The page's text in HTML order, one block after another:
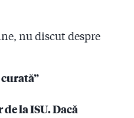
să nu merg la medicină dacă
atunci că sunt prostii.
Colectiv și până azi, va dura
și Ilfov!
nu discut despre
la ISU. Dacă